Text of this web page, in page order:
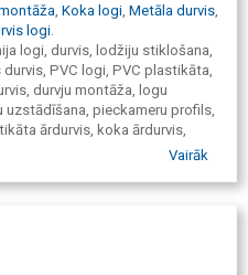
Koka logi Metāla durvis
logi
logi, durvis, lodžiju stiklošana,
PVC logi, PVC plastikāta,
durvju montāža, logu
pieckameru profils,
ārdurvis, koka ārdurvis,
plastikāta iekšdurvis, koka
logi, 602 sērija logi, 103
lietuviešu projekts logi,
projekta, aizsargžalūzijas,
Vairāk